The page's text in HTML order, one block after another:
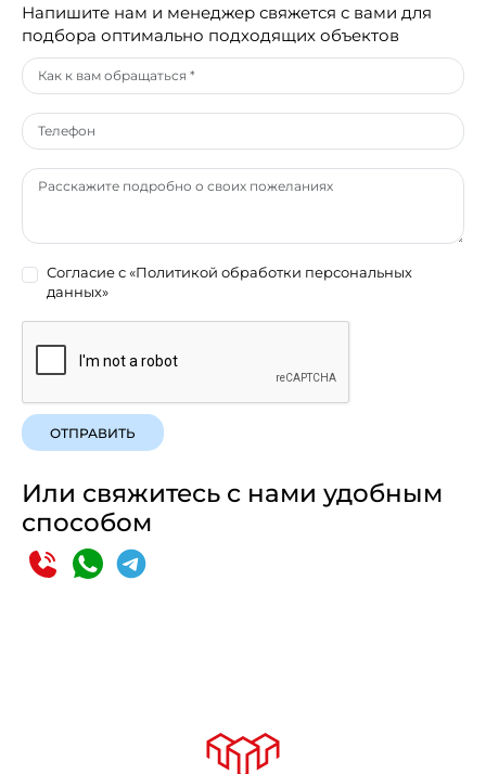
Напишите нам и менеджер свяжется с вами для
подбора оптимально подходящих объектов
Согласие с«Политикой обработки персональных
данных»
ОТПРАВИТЬ
Или свяжитесь с нами удобным
способом